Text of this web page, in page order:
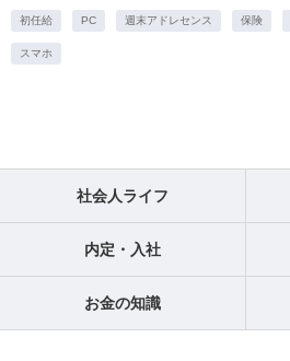
初任給 PC 週末アドレセンス 保険
スマホ
社会人ライフ
内定・入社
お金の知識